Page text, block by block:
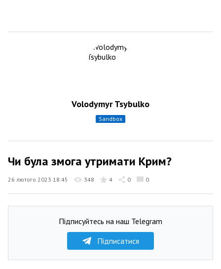
Volodymyr Tsybulko
sandbox
Чи була змога утримати Крим?
26 лютого 2023 18:45 348 4 0 0
Підписуйтесь на наш Telegram
Підписатися